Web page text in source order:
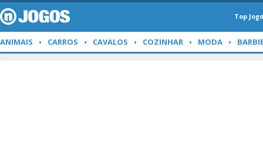
Top
ANIMAIS CARROS CAVALOS COZINHAR MODA